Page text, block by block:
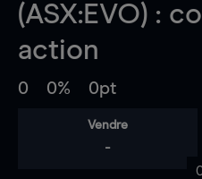
(ASX:EVO) :
action
0 0% 0pt
Vendre
-